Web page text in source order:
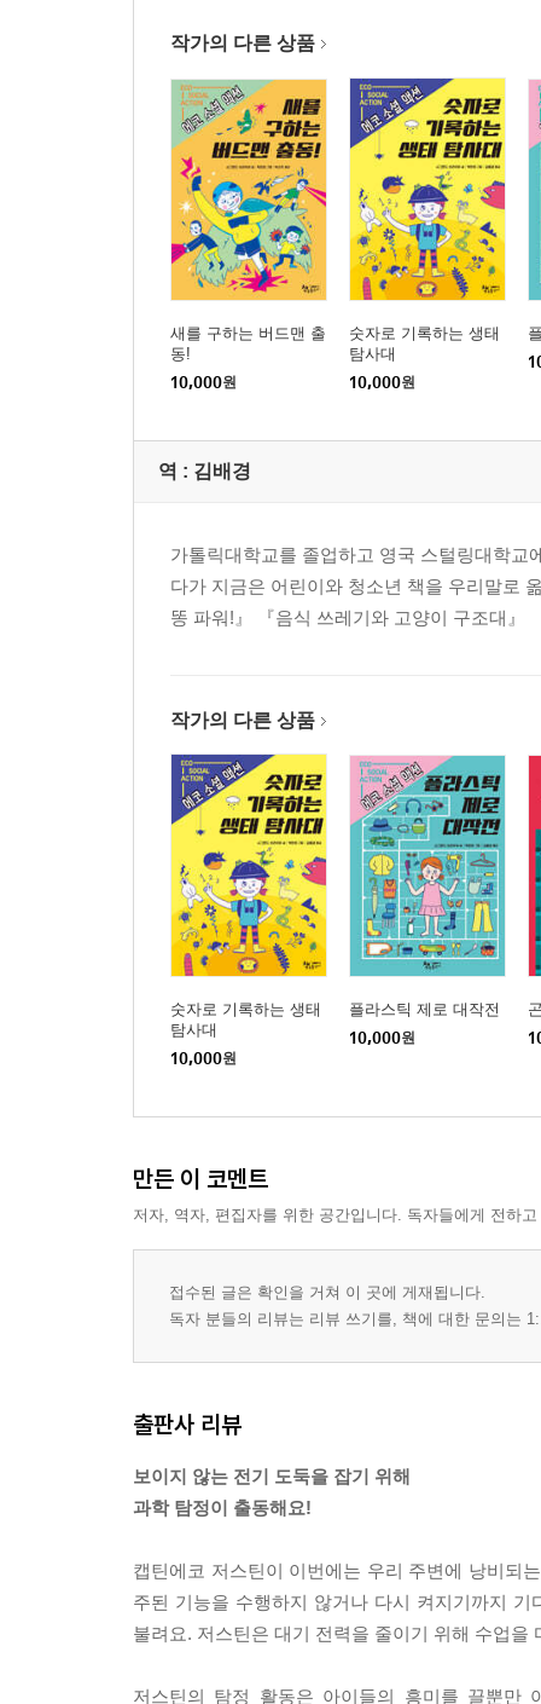
작가의 다른 상품
새를 구하는 버드맨 출
동!
10,000원
숫자로 기록하는 생태
탐사대
10,000원
역 : 김배경
가톨릭대학교를 졸업하고 영국 스털링대학
다가 지금은 어린이와 청소년 책을 우리말로
똥 파워!』 『음식 쓰레기와 고양이 구조대』
작가의 다른 상품
숫자로 기록하는 생태
탐사대
10,000원
플라스틱 제로 대작전
10,000원
만든 이 코멘트
저자, 역자, 편집자를 위한 공간입니다. 독자들에게 전하
접수된 글은 확인을 거쳐 이 곳에 게재됩니다.
독자 분들의 리뷰는 리뷰 쓰기를, 책에 대한 문의는
출판사 리뷰
보이지 않는 전기 도둑을 잡기 위해
과학 탐정이 출동해요!
캡틴에코 저스틴이 이번에는 우리 주변에 낭비되
주된 기능을 수행하지 않거나 다시 켜지기까지 기
불려요. 저스틴은 대기 전력을 줄이기 위해 수업
저스틴의 탐정 활동은 아이들의 흥미를 끌뿐만